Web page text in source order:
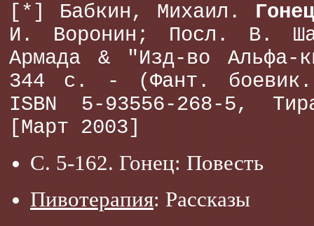
[*] Бабкин, Михаил. Гонец
И. Воронин; Посл. В.
Армада & "Изд-во
344 с. - (Фант.
ISBN 5-93556-268-5,
[Март 2003]
С. 5-162. Гонец: Повесть
Пивотерапия: Рассказы